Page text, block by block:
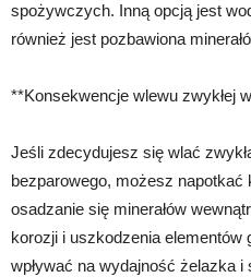
spożywczych. Inną opcją jest
również jest pozbawiona
**Konsekwencje wlewu zwykłej
Jeśli zdecydujesz się wlać
bezparowego, możesz napotkać
osadzanie się minerałów
korozji i uszkodzenia
wpływać na wydajność żelazka